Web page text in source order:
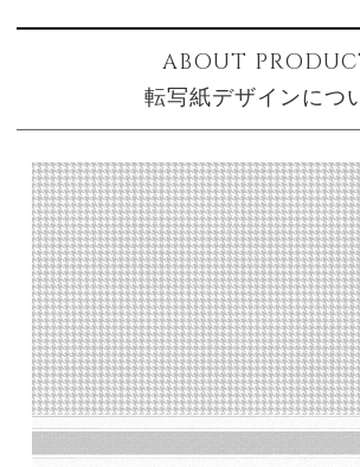
ABOUT
転写紙デザインにつ